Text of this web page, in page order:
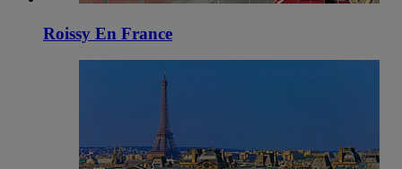
Roissy En France